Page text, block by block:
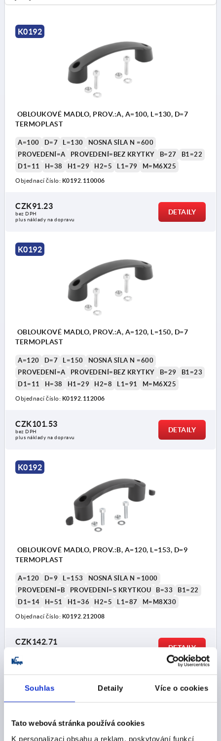
Souhlas Detaily Více o cookies
Tato webová stránka používá cookies
K personalizaci obsahu a reklam, poskytování funkcí
Provedenì B: s krytkami
K0192
OBLOUKOVÉ MADLO, PROV.:A, A=100, L=130, D=7
TERMOPLAST
A=100 D=7 L=130
NOSNÁ SÍLA N =600
PROVEDENÍ=A
PROVEDENÍ=BEZ KRYTKY B=27
B1=22
D1=11
H=38 H1=29 H2=5 L1=79 M=M6X25
Objednací číslo: K0192.110006
CZK91.23
bez DPH
plus náklady na dopravu
DETAILY
K0192
OBLOUKOVÉ MADLO, PROV.:A, A=120, L=150, D=7
TERMOPLAST
A=120 D=7 L=150
NOSNÁ SÍLA N =600
PROVEDENÍ=A
PROVEDENÍ=BEZ KRYTKY B=29
B1=23
D1=11
H=38 H1=29 H2=8 L1=91 M=M6X25
Objednací číslo: K0192.112006
CZK101.53
bez DPH
plus náklady na dopravu
DETAILY
K0192
OBLOUKOVÉ MADLO, PROV.:B, A=120, L=153, D=9
TERMOPLAST
A=120 D=9 L=153
NOSNÁ SÍLA N =1000
PROVEDENÍ=B
PROVEDENÍ=S KRYTKOU B=33
B1=22
D1=14
H=51 H1=36 H2=5 L1=87 M=M8X30
Objednací číslo: K0192.212008
CZK142.71
plus náklady na dopravu
DETAILY
K0192